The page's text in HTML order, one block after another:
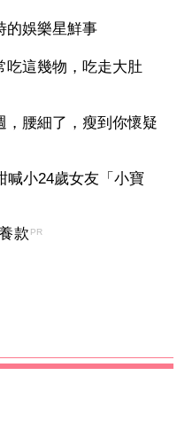
娛樂星鮮事
吃這幾物，吃走大肚
，腰細了，瘦到你懷疑
喊小24歲女友「小寶
款 PR